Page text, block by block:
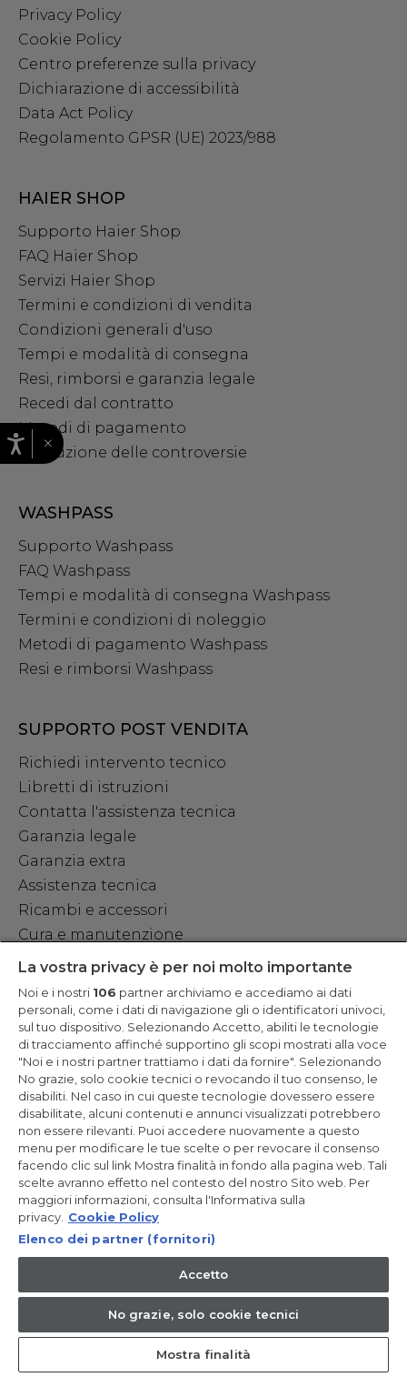
Privacy Policy
Cookie Policy
Centro preferenze sulla privacy
Dichiarazione di accessibilità
Data Act Policy
Regolamento GPSR (UE) 2023/988
HAIER SHOP
Supporto Haier Shop
FAQ Haier Shop
Servizi Haier Shop
Termini e condizioni di vendita
Condizioni generali d'uso
Tempi e modalità di consegna
Resi, rimborsi e garanzia legale
Recedi dal contratto
Metodi di pagamento
Risoluzione delle controversie
WASHPASS
Supporto Washpass
FAQ Washpass
Tempi e modalità di consegna Washpass
Termini e condizioni di noleggio
Metodi di pagamento Washpass
Resi e rimborsi Washpass
SUPPORTO POST VENDITA
Richiedi intervento tecnico
Libretti di istruzioni
Contatta l'assistenza tecnica
Garanzia legale
Garanzia extra
Assistenza tecnica
Ricambi e accessori
Cura e manutenzione
Resta in Contatto
Iscriviti Ora
CANDY HOOVER GROUP S.r.I. - a Socio Unico - SEDE LEGALE: Via
Comolli, 57 - 20861 Brugherio (MB) - Italia - SEDI AMMINISTRATIVE:
Via Privata Eden Fumagalli snc - 20861 Brugherio (MB) e Via
Trento n. 20/A-22 - 20871 Vimercate (MB) - Italia - Tel.:
+39.039.2086.1 - Fax: +39.039.2086.237 - Capitale sociale €
35.000.000,00 i.v. - Cod. Fiscale e n. iscr. al Registro Imprese di
Milano-Monza-Brianza-Lodi 04666310158 - P. IVA 00786860965 -
Società soggetta ad attività di direzione e coordinamento di
Candy S.p.A. - Casella PEC:candyhoovergroupsrl@legalmail.it
IT / Italiano
×
La vostra privacy è per noi molto importante
Noi e i nostri 106 partner archiviamo e accediamo ai dati
personali, come i dati di navigazione gli o identificatori univoci,
sul tuo dispositivo. Selezionando Accetto, abiliti le tecnologie
di tracciamento affinché supportino gli scopi mostrati alla voce
"Noi e i nostri partner trattiamo i dati da fornire". Selezionando
No grazie, solo cookie tecnici o revocando il tuo consenso, le
disabiliti. Nel caso in cui queste tecnologie dovessero essere
disabilitate, alcuni contenuti e annunci visualizzati potrebbero
non essere rilevanti. Puoi accedere nuovamente a questo
menu per modificare le tue scelte o per revocare il consenso
facendo clic sul link Mostra finalità in fondo alla pagina web. Tali
scelte avranno effetto nel contesto del nostro Sito web. Per
maggiori informazioni, consulta l'Informativa sulla
privacy. Cookie Policy
Elenco dei partner (fornitori)
Accetto
No grazie, solo cookie tecnici
Mostra finalità